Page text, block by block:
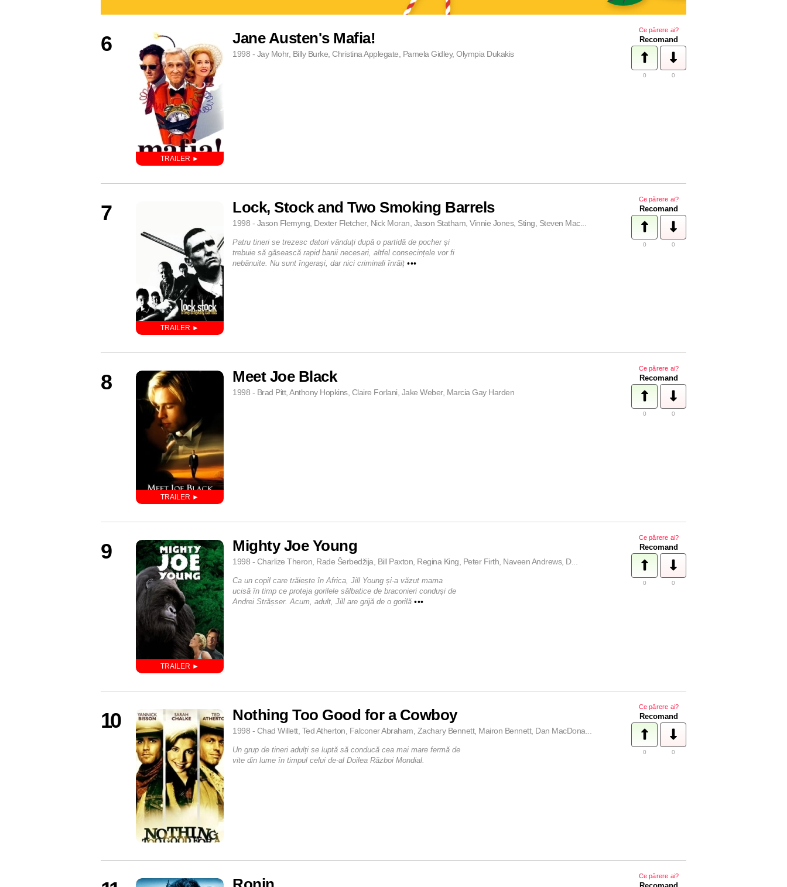
6 Jane Austen's Mafia!
1998 - Jay Mohr, Billy Burke, Christina Applegate, Pamela Gidley, Olympia Dukakis
Ce părere ai?
Recomand
0 0
7 Lock, Stock and Two Smoking Barrels
1998 - Jason Flemyng, Dexter Fletcher, Nick Moran, Jason Statham, Vinnie Jones, Sting, Steven Mac...
Ce părere ai?
Recomand
0 0
Patru tineri se trezesc datori vânduți după o partidă de pocher și
trebuie să găsească rapid banii necesari, altfel consecințele vor fi
nebănuite. Nu sunt îngerași, dar nici criminali înrăiț •••
8 Meet Joe Black
1998 - Brad Pitt, Anthony Hopkins, Claire Forlani, Jake Weber, Marcia Gay Harden
Ce părere ai?
Recomand
0 0
9 Mighty Joe Young
1998 - Charlize Theron, Rade Šerbedžija, Bill Paxton, Regina King, Peter Firth, Naveen Andrews, D...
Ce părere ai?
Recomand
0 0
Ca un copil care trăiește în Africa, Jill Young și-a văzut mama
ucisă în timp ce proteja gorilele sălbatice de braconieri conduși de
Andrei Strășser. Acum, adult, Jill are grijă de o gorilă •••
10 Nothing Too Good for a Cowboy
1998 - Chad Willett, Ted Atherton, Falconer Abraham, Zachary Bennett, Mairon Bennett, Dan MacDona...
Ce părere ai?
Recomand
0 0
Un grup de tineri adulți se luptă să conducă cea mai mare fermă de
vite din lume în timpul celui de-al Doilea Război Mondial.
Ce părere ai?